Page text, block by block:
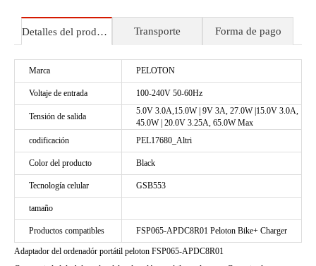
Detalles del producto Transporte Forma de pago
Marca PELOTON
Voltaje de entrada 100-240V 50-60Hz
Tensión de salida
5.0V 3.0A,15.0W | 9V 3A, 27.0W |15.0V 3.0A,
45.0W | 20.0V 3.25A, 65.0W Max
codificación
PEL17680_Altri
Color del producto Black
Tecnología celular GSB553
tamaño
Productos compatibles FSP065-APDC8R01 Peloton Bike+ Charger
Adaptador del ordenadór portátil peloton FSP065-APDC8R01